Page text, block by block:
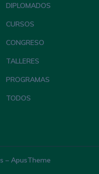
DIPLOMADOS
CURSOS
CONGRESO
TALLERES
PROGRAMAS
TODOS
– ApusTheme